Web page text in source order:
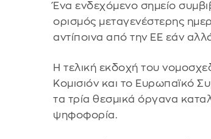
Ένα ενδεχόμενο σημείο
ορισμός μεταγενέστερης
αντίποινα από την ΕΕ εάν
Η τελική εκδοχή του
Κομισιόν και το Ευρωπαϊκό
τα τρία θεσμικά όργανα
ψηφοφορία.